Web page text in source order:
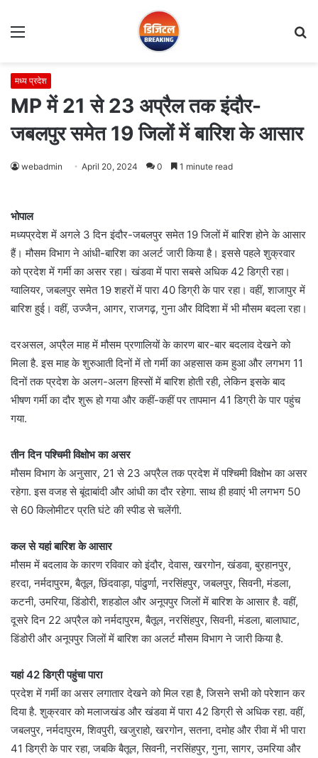
Menu
मध्य प्रदेश
MP में 21 से 23 अप्रैल तक इंदौर-
जबलपुर समेत 19 जिलों में बारिश के आसार
webadmin April 20, 2024 0 1 minute read
भोपाल
मध्यप्रदेश में अगले 3 दिन इंदौर-जबलपुर समेत 19 जिलों में बारिश होने के आसार
हैं। मौसम विभाग ने आंधी-बारिश का अलर्ट जारी किया है। इससे पहले शुक्रवार
को प्रदेश में गर्मी का असर रहा। खंडवा में पारा सबसे अधिक 42 डिग्री रहा।
ग्वालियर, जबलपुर समेत 19 शहरों में पारा 40 डिग्री के पार रहा। वहीं, शाजापुर में
बारिश हुई। वहीं, उज्जैन, आगर, राजगढ़, गुना और विदिशा में भी मौसम बदला रहा।
दरअसल, अप्रैल माह में मौसम प्रणालियों के कारण बार-बार बदलाव देखने को
मिला है. इस माह के शुरुआती दिनों में तो गर्मी का अहसास कम हुआ और लगभग 11
दिनों तक प्रदेश के अलग-अलग हिस्सों में बारिश होती रही, लेकिन इसके बाद
भीषण गर्मी का दौर शुरू हो गया और कहीं-कहीं पर तापमान 41 डिग्री के पार पहुंच
गया.
तीन दिन पश्चिमी विक्षोभ का असर
मौसम विभाग के अनुसार, 21 से 23 अप्रैल तक प्रदेश में पश्चिमी विक्षोभ का असर
रहेगा. इस वजह से बूंदाबांदी और आंधी का दौर रहेगा. साथ ही हवाएं भी लगभग 50
से 60 किलोमीटर प्रति घंटे की स्पीड से चलेंगी.
कल से यहां बारिश के आसार
मौसम में बदलाव के कारण रविवार को इंदौर, देवास, खरगोन, खंडवा, बुरहानपुर,
हरदा, नर्मदापुरम, बैतूल, छिंदवाड़ा, पांढुर्णा, नरसिंहपुर, जबलपुर, सिवनी, मंडला,
कटनी, उमरिया, डिंडोरी, शहडोल और अनूपपुर जिलों में बारिश के आसार है. वहीं,
दूसरे दिन 22 अप्रैल को नर्मदापुरम, बैतूल, नरसिंहपुर, सिवनी, मंडला, बालाघाट,
डिंडोरी और अनूपपुर जिलों में बारिश का अलर्ट मौसम विभाग ने जारी किया है.
यहां 42 डिग्री पहुंचा पारा
प्रदेश में गर्मी का असर लगातार देखने को मिल रहा है, जिसने सभी को परेशान कर
दिया है. शुक्रवार को मलाजखंड और खंडवा में पारा 42 डिग्री से अधिक रहा. वहीं,
जबलपुर, नर्मदापुरम, शिवपुरी, खजुराहो, खरगोन, सतना, दमोह और रीवा में भी पारा
41 डिग्री के पार रहा, जबकि बैतूल, सिवनी, नरसिंहपुर, गुना, सागर, उमरिया और